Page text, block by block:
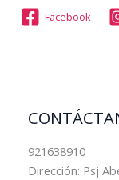
Facebook
921638910
Dirección: Psj